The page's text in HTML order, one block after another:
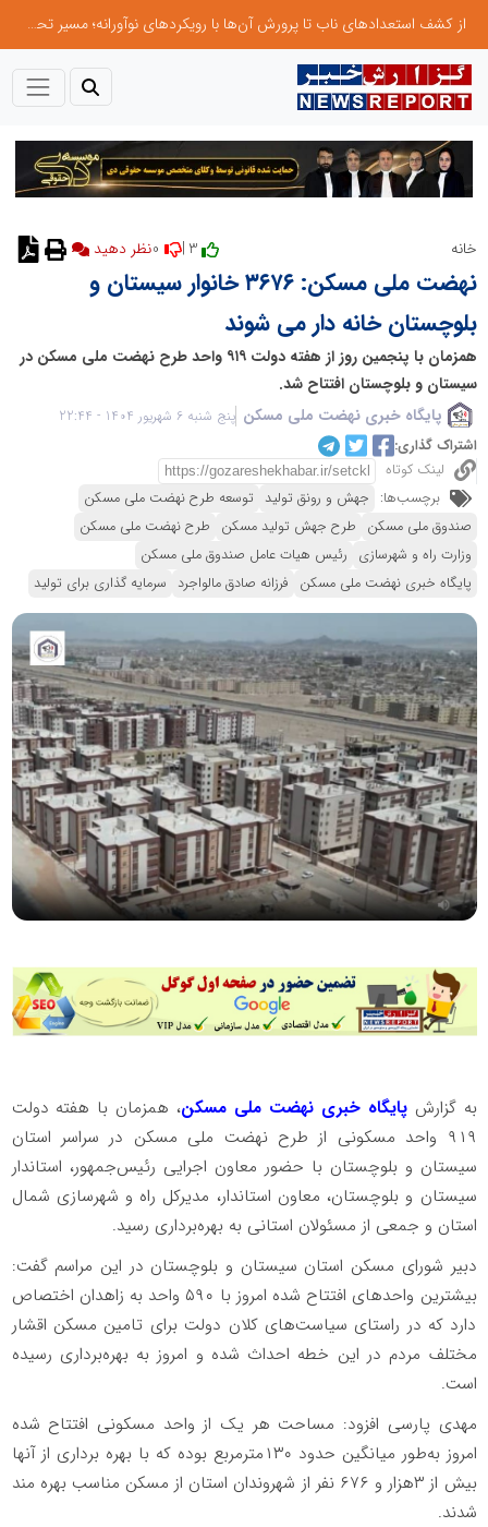
از کشف استعدادهای ناب تا پرورش آن‌ها با رویکردهای نوآورانه؛ مسیر تحول‌آفرین شنای ایران در سطح جهانی
خانه 3 | نظر دهید
نهضت ملی مسکن: ۳۶۷۶ خانوار سیستان و
بلوچستان خانه دار می شوند
همزمان با پنجمین روز از هفته دولت ۹۱۹ واحد طرح نهضت ملی مسکن در
سیستان و بلوچستان افتتاح شد.
پایگاه خبری نهضت ملی مسکن پنج شنبه 6 شهریور 1404 - 22:44
اشتراک گذاری:
لینک کوتاه
برچسب‌ها: جهش و رونق تولید توسعه طرح نهضت ملی مسکن
صندوق ملی مسکن طرح جهش تولید مسکن طرح نهضت ملی مسکن
وزارت راه و شهرسازی رئیس هیات عامل صندوق ملی مسکن
پایگاه خبری نهضت ملی مسکن فرزانه صادق مالواجرد سرمایه گذاری برای تولید
به گزارش پایگاه خبری نهضت ملی مسکن، همزمان با هفته دولت
۹۱۹ واحد مسکونی از طرح نهضت ملی مسکن در سراسر استان
سیستان و بلوچستان با حضور معاون اجرایی رئیس‌جمهور، استاندار
سیستان و بلوچستان، معاون استاندار، مدیرکل راه و شهرسازی شمال
استان و جمعی از مسئولان استانی به بهره‌برداری رسید.
دبیر شورای مسکن استان سیستان و بلوچستان در این مراسم گفت:
بیشترین واحدهای افتتاح شده امروز با ۵۹۰ واحد به زاهدان اختصاص
دارد که در راستای سیاست‌های کلان دولت برای تامین مسکن اقشار
مختلف مردم در این خطه احداث شده و امروز به بهره‌برداری رسیده
است.
مهدی پارسی افزود: مساحت هر یک از واحد مسکونی افتتاح شده
امروز به‌طور میانگین حدود ۱۳۰مترمربع بوده که با بهره برداری از آنها
بیش از ۳هزار و ۶۷۶ نفر از شهروندان استان از مسکن مناسب بهره مند
شدند.